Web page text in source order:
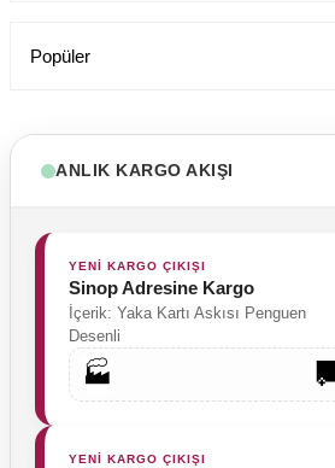
Tesettür Cerrahi Bone Terikoton Kumaş
Labor Medikal Tekstil
Popüler
ANLIK KARGO AKIŞI
YENİ KARGO ÇIKIŞI
Sinop Adresine Kargo
İçerik: Yaka Kartı Askısı Penguen
Desenli
🏭
YENİ KARGO ÇIKIŞI